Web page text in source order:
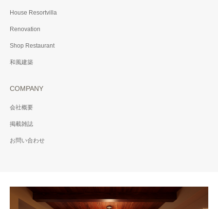
House Resortvilla
Renovation
Shop Restaurant
和風建築
COMPANY
会社概要
掲載雑誌
お問い合わせ